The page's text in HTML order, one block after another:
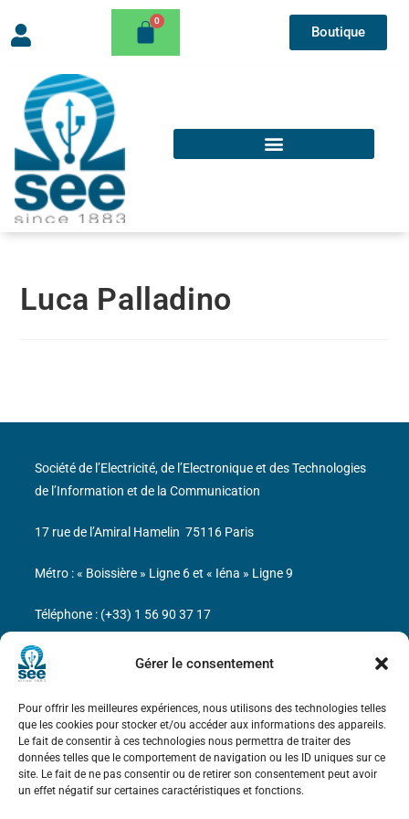
Gérer le consentement
Pour offrir les meilleures expériences, nous utilisons des technologies telles
que les cookies pour stocker et/ou accéder aux informations des appareils.
Le fait de consentir à ces technologies nous permettra de traiter des
données telles que le comportement de navigation ou les ID uniques sur ce
site. Le fait de ne pas consentir ou de retirer son consentement peut avoir
un effet négatif sur certaines caractéristiques et fonctions.
Boutique
Luca Palladino
Bicentenaire des découvertes d’André-
Marie Ampère
Mentions légales
Société de l’Electricité, de l’Electronique et des Technologies
de l’Information et de la Communication
17 rue de l’Amiral Hamelin 75116 Paris
Métro : « Boissière » Ligne 6 et « Iéna » Ligne 9
Téléphone : (+33) 1 56 90 37 17
N° de SIREN : 785 393 232, Code APE : 9412Z TVA intra-
communautaire : FR44 785 393 232